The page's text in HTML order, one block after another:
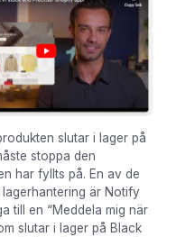
slutar i lager på
stoppa den
har fyllts på. En av de
är Notify
till en “Meddela mig när
slutar i lager på Black